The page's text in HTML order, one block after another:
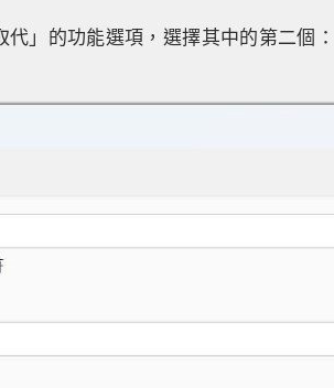
」的功能選項，選擇其中的第二個